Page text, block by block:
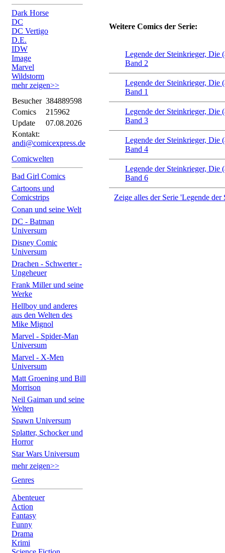
Dark Horse
DC
DC Vertigo
D.E.
IDW
Image
Marvel
Wildstorm
mehr zeigen>>
Besucher 384889598
Comics
215962
Update
07.08.2026
Kontakt:
andi@comicexpress.de
Comicwelten
Bad Girl Comics
Cartoons und
Comicstrips
Conan und seine Welt
DC - Batman
Universum
Disney Comic
Universum
Drachen - Schwerter -
Ungeheuer
Frank Miller und seine
Werke
Hellboy und anderes
aus den Welten des
Mike Mignol
Marvel - Spider-Man
Universum
Marvel - X-Men
Universum
Matt Groening und Bill
Morrison
Neil Gaiman und seine
Welten
Spawn Universum
Splatter, Schocker und
Horror
Star Wars Universum
mehr zeigen>>
Genres
Abenteuer
Action
Fantasy
Funny
Drama
Krimi
Weitere Comics der Serie:
Legende der Steinkrieger, Die
Band 2
Legende der Steinkrieger, Die
Band 1
Legende der Steinkrieger, Die
Band 3
Legende der Steinkrieger, Die
Band 4
Legende der Steinkrieger, Die
Band 6
Zeige alles der Serie 'Legende